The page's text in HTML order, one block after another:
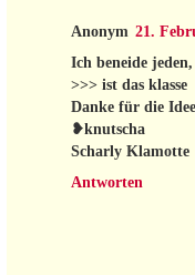
Anonym 21.
Ich beneide
>>> ist das klasse
Danke für die
❥knutscha
Scharly Klamotte
Antworten